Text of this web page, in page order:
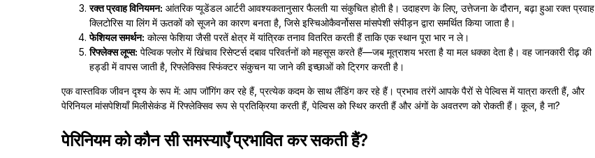
रक्त प्रवाह विनियमन: आंतरिक प्यूडेंडल आर्टरी आवश्यकतानुसार फैलती या संकुचित होती है। उदाहरण के लिए, उत्तेजना के दौरान, बढ़ा हुआ रक्त प्रवाह
क्लिटोरिस या लिंग में ऊतकों को सूजने का कारण बनता है, जिसे इस्चिओकैवर्नोसस मांसपेशी संपीड़न द्वारा समर्थित किया जाता है।
फेशियल समर्थन: कोल्स फेशिया जैसी परतें क्षेत्र में यांत्रिक तनाव वितरित करती हैं ताकि एक स्थान पूरा भार न ले।
रिफ्लेक्स लूप्स: पेल्विक फ्लोर में खिंचाव रिसेप्टर्स दबाव परिवर्तनों को महसूस करते हैं—जब मूत्राशय भरता है या मल धक्का देता है। वह जानकारी रीढ़ की
हड्डी में वापस जाती है, रिफ्लेक्सिव स्फिंक्टर संकुचन या जाने की इच्छाओं को ट्रिगर करती है।
एक वास्तविक जीवन दृश्य के रूप में: आप जॉगिंग कर रहे हैं, प्रत्येक कदम के साथ लैंडिंग कर रहे हैं। प्रभाव तरंगें आपके पैरों से पेल्विस में यात्रा करती हैं, और
पेरिनियल मांसपेशियाँ मिलीसेकंड में रिफ्लेक्सिव रूप से प्रतिक्रिया करती हैं, पेल्विस को स्थिर करती हैं और अंगों के अवतरण को रोकती हैं। कूल, है ना?
पेरिनियम को कौन सी समस्याएँ प्रभावित कर सकती हैं?